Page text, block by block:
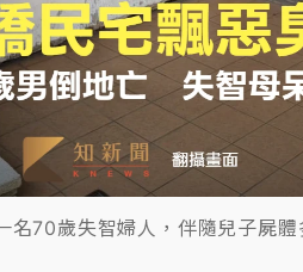
名70歲失智婦人，伴隨兒子屍體